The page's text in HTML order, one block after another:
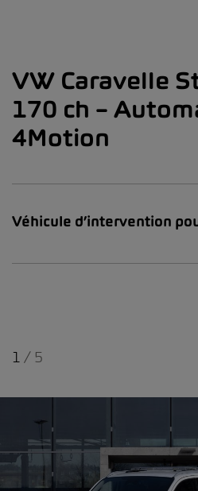
VW Caravelle
170 ch –
4Motion
Véhicule d’intervention
1 / 5